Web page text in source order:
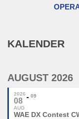
KALENDER
AUGUST 2026
2026
08
AUG
09
WAE DX Contest